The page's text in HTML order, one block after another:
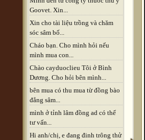
Goovet. Xin...
Xin cho tài liệu trồng và chăm
sóc sâm bố...
Cháo bạn. Cho mình hỏi nếu
mình mua con...
Chào cayduoclieu Tôi ở Bình
Dương. Cho hỏi bên mình...
bên mua có thu mua từ đồng bào
đẳng sâm...
mình ở tỉnh lâm đồng ad có thể
tư vấn...
Hi anh/chị, e đang đinh trông thử